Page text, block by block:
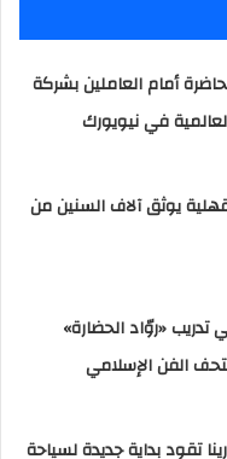
أمام العاملين بشركة
في نيويورك
يوثق آلاف السنين من
تدريب «روّاد الحضارة»
الفن الإسلامي
تقود بداية جديدة لسياحة